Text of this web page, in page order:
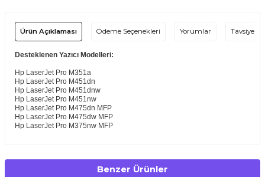
Ürün Açıklaması Ödeme Seçenekleri Yorumlar Tavsiye Et
Desteklenen Yazıcı Modelleri:
Hp LaserJet Pro M351a
Hp LaserJet Pro M451dn
Hp LaserJet Pro M451dnw
Hp LaserJet Pro M451nw
Hp LaserJet Pro M475dn MFP
Hp LaserJet Pro M475dw MFP
Hp LaserJet Pro M375nw MFP
Benzer Ürünler